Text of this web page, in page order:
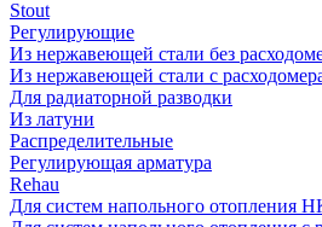
Stout
Регулирующие
Из нержавеющей стали без
Из нержавеющей стали с
Для радиаторной разводки
Из латуни
Распределительные
Регулирующая арматура
Rehau
Для систем напольного отопления